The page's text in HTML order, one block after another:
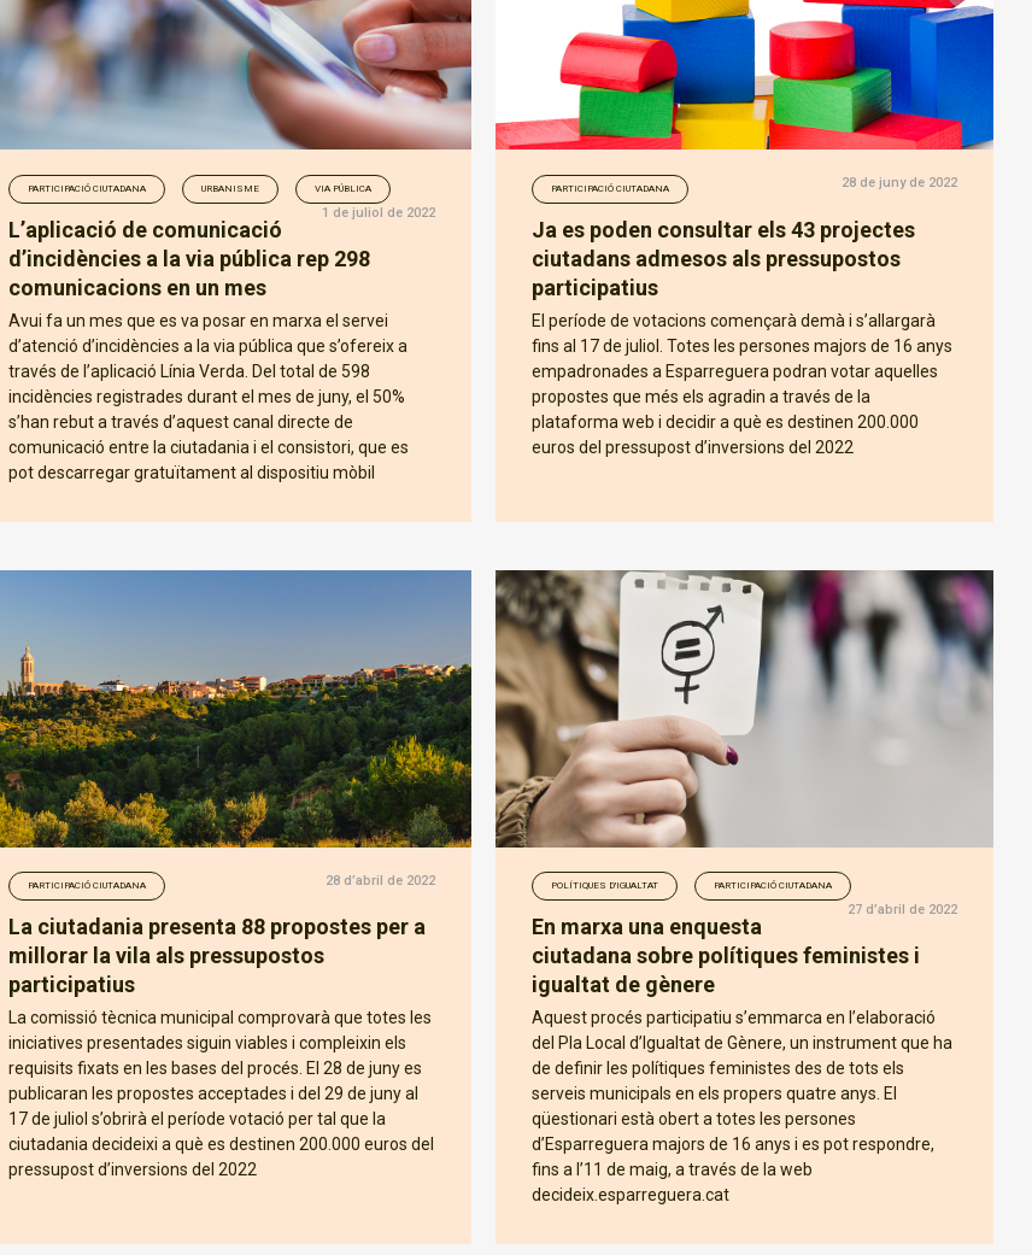
PARTICIPACIÓ CIUTADANA URBANISME VIA PÚBLICA
1 de juliol de 2022
L’aplicació de comunicació
d’incidències a la via pública rep 298
comunicacions en un mes
Avui fa un mes que es va posar en marxa el servei
d’atenció d’incidències a la via pública que s’ofereix a
través de l’aplicació Línia Verda. Del total de 598
incidències registrades durant el mes de juny, el 50%
s’han rebut a través d’aquest canal directe de
comunicació entre la ciutadania i el consistori, que es
pot descarregar gratuïtament al dispositiu mòbil
PARTICIPACIÓ CIUTADANA 28 de juny de 2022
Ja es poden consultar els 43 projectes
ciutadans admesos als pressupostos
participatius
El període de votacions començarà demà i s’allargarà
fins al 17 de juliol. Totes les persones majors de 16 anys
empadronades a Esparreguera podran votar aquelles
propostes que més els agradin a través de la
plataforma web i decidir a què es destinen 200.000
euros del pressupost d’inversions del 2022
PARTICIPACIÓ CIUTADANA 28 d’abril de 2022
La ciutadania presenta 88 propostes per a
millorar la vila als pressupostos
participatius
La comissió tècnica municipal comprovarà que totes les
iniciatives presentades siguin viables i compleixin els
requisits fixats en les bases del procés. El 28 de juny es
publicaran les propostes acceptades i del 29 de juny al
17 de juliol s’obrirà el període votació per tal que la
ciutadania decideixi a què es destinen 200.000 euros del
pressupost d’inversions del 2022
POLÍTIQUES D'IGUALTAT PARTICIPACIÓ CIUTADANA
27 d’abril de 2022
En marxa una enquesta
ciutadana sobre polítiques feministes i
igualtat de gènere
Aquest procés participatiu s’emmarca en l’elaboració
del Pla Local d’Igualtat de Gènere, un instrument que ha
de definir les polítiques feministes des de tots els
serveis municipals en els propers quatre anys. El
qüestionari està obert a totes les persones
d’Esparreguera majors de 16 anys i es pot respondre,
fins a l’11 de maig, a través de la web
decideix.esparreguera.cat